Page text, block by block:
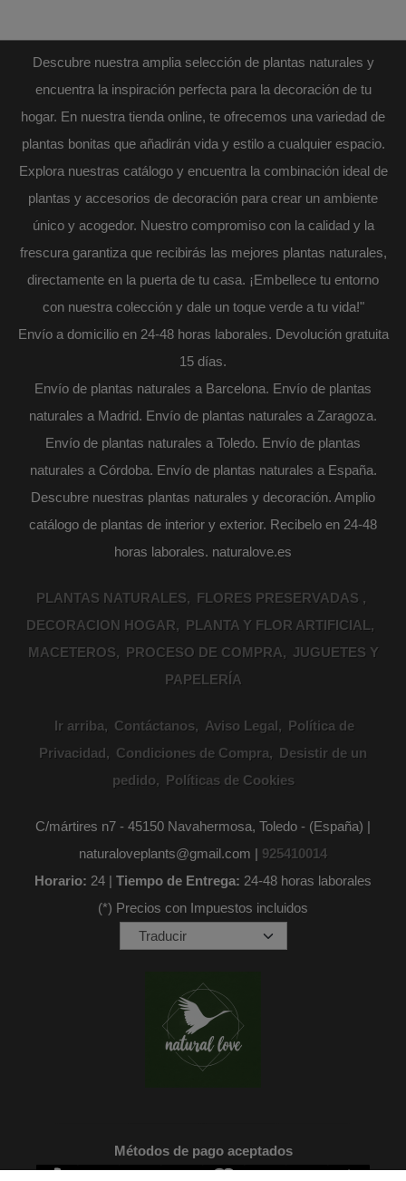
Descubre nuestra amplia selección de plantas naturales y
encuentra la inspiración perfecta para la decoración de tu
hogar. En nuestra tienda online, te ofrecemos una variedad de
plantas bonitas que añadirán vida y estilo a cualquier espacio.
Explora nuestras catálogo y encuentra la combinación ideal de
plantas y accesorios de decoración para crear un ambiente
único y acogedor. Nuestro compromiso con la calidad y la
frescura garantiza que recibirás las mejores plantas naturales,
directamente en la puerta de tu casa. ¡Embellece tu entorno
con nuestra colección y dale un toque verde a tu vida!"
Envío a domicilio en 24-48 horas laborales. Devolución gratuita
15 días.
Envío de plantas naturales a Barcelona. Envío de plantas
naturales a Madrid. Envío de plantas naturales a Zaragoza.
Envío de plantas naturales a Toledo. Envío de plantas
naturales a Córdoba. Envío de plantas naturales a España.
Descubre nuestras plantas naturales y decoración. Amplio
catálogo de plantas de interior y exterior. Recibelo en 24-48
horas laborales. naturalove.es
PLANTAS NATURALES
FLORES PRESERVADAS
DECORACION HOGAR
PLANTA Y FLOR ARTIFICIAL
MACETEROS
PROCESO DE COMPRA
JUGUETES Y
PAPELERÍA
Ir arriba Contáctanos Aviso Legal
Política de
Privacidad
Condiciones de Compra
Desistir de un
pedido
Políticas de Cookies
C/mártires n7 - 45150 Navahermosa, Toledo - (España) |
naturaloveplants@gmail.com | 925410014
Horario: 24 | Tiempo de Entrega: 24-48 horas laborales
(*) Precios con Impuestos incluidos
Métodos de pago aceptados